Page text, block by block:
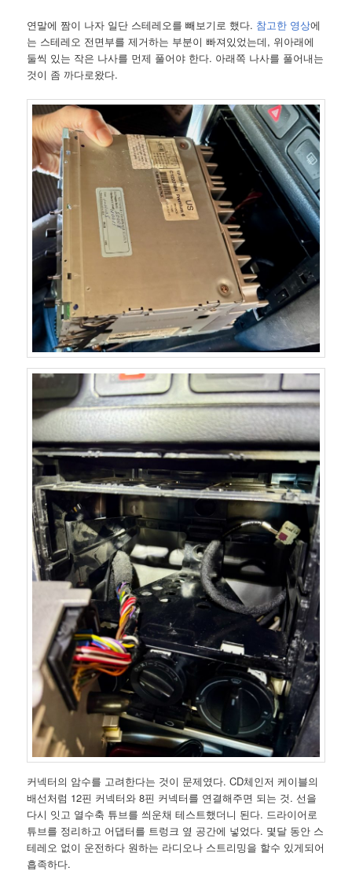
연말에 짬이 나자 일단 스테레오를 빼보기로 했다. 참고한 영상에
는 스테레오 전면부를 제거하는 부분이 빠져있었는데, 위아래에
둘씩 있는 작은 나사를 먼제 풀어야 한다. 아래쪽 나사를 풀어내는
것이 좀 까다로왔다.
커넥터의 암수를 고려한다는 것이 문제였다. CD체인저 케이블의
배선처럼 12핀 커넥터와 8핀 커넥터를 연결해주면 되는 것. 선을
다시 잇고 열수축 튜브를 씌운채 테스트했더니 된다. 드라이어로
튜브를 정리하고 어댑터를 트렁크 옆 공간에 넣었다. 몇달 동안 스
테레오 없이 운전하다 원하는 라디오나 스트리밍을 할수 있게되어
흡족하다.